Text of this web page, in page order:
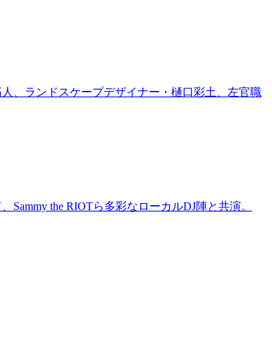
、ランドスケープデザイナー・樋口彩土、左官職
the RIOTら多彩なローカルDJ陣と共演。